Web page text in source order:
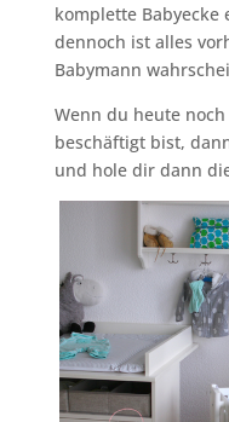
komplette
dennoch ist alles
Babymann
Wenn du heute
beschäftigt bist,
und hole dir dann